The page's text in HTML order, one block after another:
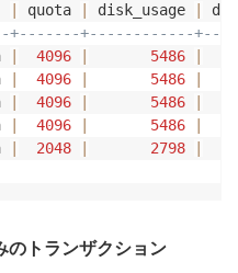
quota disk_usage
+-------+------------
4096 5486
4096 5486
4096 5486
4096 5486
2048 2798
のトランザクション